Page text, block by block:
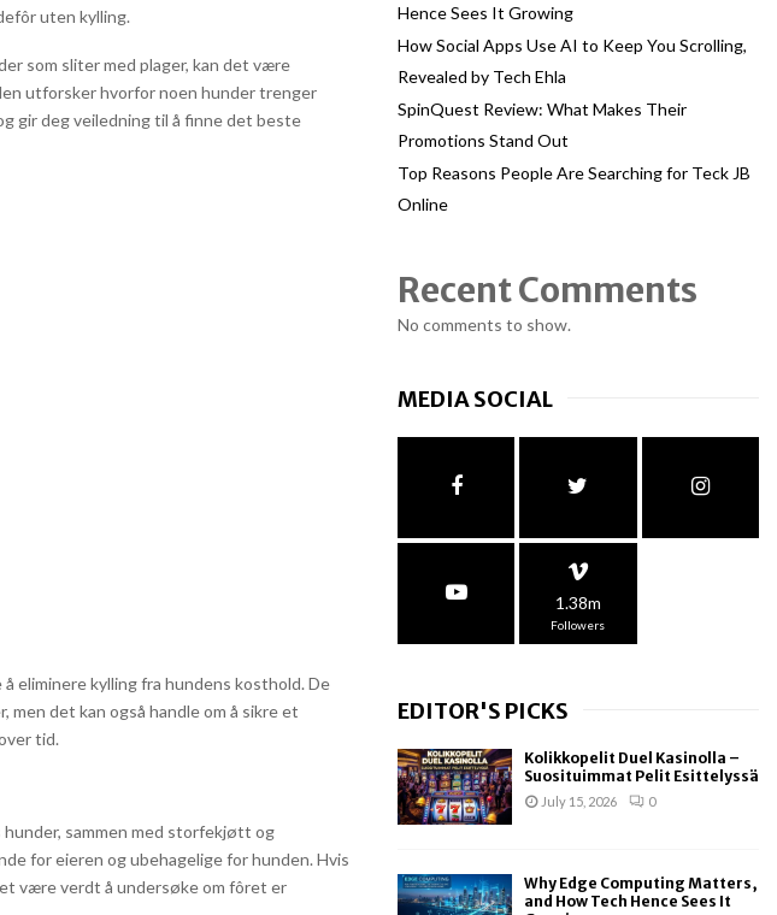
uten kylling.
som sliter med plager, kan det være
utforsker hvorfor noen hunder trenger
gir deg veiledning til å finne det beste
eliminere kylling fra hundens kosthold. De
det kan også handle om å sikre et
tid.
sammen med storfekjøtt og
for eieren og ubehagelige for hunden. Hvis
være verdt å undersøke om fôret er
Hence Sees It Growing
How Social Apps Use AI to Keep You Scrolling,
Revealed by Tech Ehla
SpinQuest Review: What Makes Their
Promotions Stand Out
Top Reasons People Are Searching for Teck JB
Online
Recent Comments
No comments to show.
MEDIA SOCIAL
1.38m
Followers
EDITOR'S PICKS
Kolikkopelit Duel Kasinolla –
Suosituimmat Pelit Esittelyssä
July 15, 2026 0
Why Edge Computing Matters,
and How Tech Hence Sees It